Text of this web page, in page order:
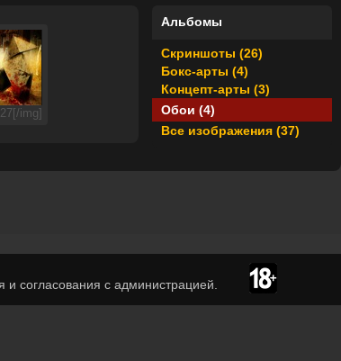
img]
Альбомы
Скриншоты (26)
Бокс-арты (4)
Концепт-арты (3)
Обои (4)
Все изображения (37)
согласования с администрацией.